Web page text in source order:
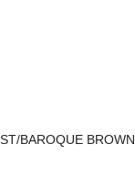
BAROQUE BROWN